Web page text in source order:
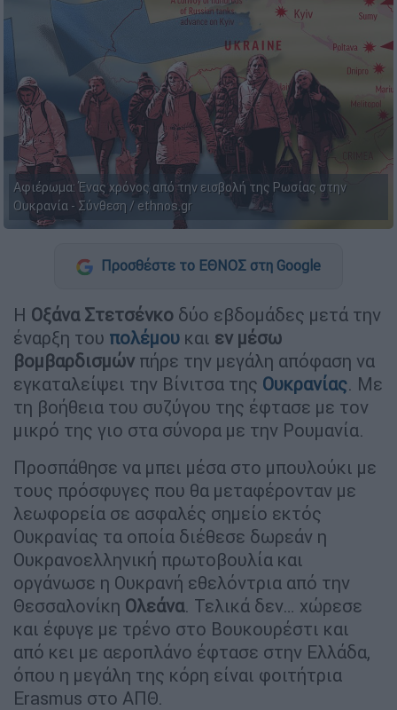
Αφιέρωμα: Ένας χρόνος από την εισβολή της Ρωσίας στην
Ουκρανία - Σύνθεση / ethnos.gr
Προσθέστε το ΕΘΝΟΣ στη Google
Η Οξάνα Στετσένκο δύο εβδομάδες μετά την
έναρξη του πολέμου και εν μέσω
βομβαρδισμών πήρε την μεγάλη απόφαση να
εγκαταλείψει την Βίνιτσα της Ουκρανίας. Με
τη βοήθεια του συζύγου της έφτασε με τον
μικρό της γιο στα σύνορα με την Ρουμανία.
Προσπάθησε να μπει μέσα στο μπουλούκι με
τους πρόσφυγες που θα μεταφέρονταν με
λεωφορεία σε ασφαλές σημείο εκτός
Ουκρανίας τα οποία διέθεσε δωρεάν η
Ουκρανοελληνική πρωτοβουλία και
οργάνωσε η Ουκρανή εθελόντρια από την
Θεσσαλονίκη Ολεάνα. Τελικά δεν… χώρεσε
και έφυγε με τρένο στο Βουκουρέστι και
από κει με αεροπλάνο έφτασε στην Ελλάδα,
όπου η μεγάλη της κόρη είναι φοιτήτρια
Erasmus στο ΑΠΘ.